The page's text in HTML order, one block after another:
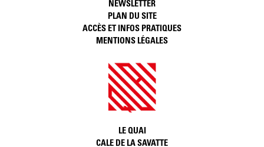
NEWSLETTER
PLAN DU SITE
ACCÈS ET INFOS PRATIQUES
MENTIONS LÉGALES
LE QUAI
CALE DE LA SAVATTE